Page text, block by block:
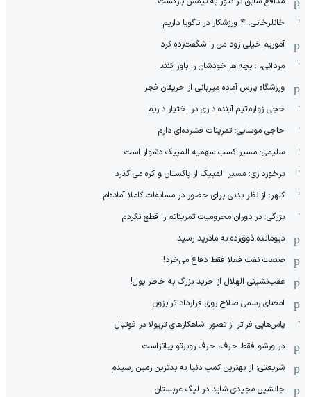
خانلرخانی: ۴ ورزشکار در ناگویا داریم
آموریم خیلی زود من را شگفت‌زده کرد
مردانی، : بچه ها خودشان را باور کنند
ورزشگاه پارس آماده میزبانی از حریفان فجر
حجی زواره:تیم آینده داری در اختیار داریم
حاجی موسایی: تمرینات فشرده‌ای دارم
سلیمی: مسیر کسب سهمیه المپیک دشوار است
برخورداری: مسیر المپیک از پاکستان و کره می گذرد
کلهر: از نظر بدنی برای حضور در مسابقات کاملا آماده‌ام
بزرگی: در دوران محرومیت تمریناتم را قطع نکردم
دیومانده ذوق‌زده به مادرید رسید
صنعت نفت فعلا فقط دفاع می‌خرد!
عقب‌نشینی الهلال از خرید بزرگ به خاطر پول!
امضای رسمی صلاح روی قرارداد ترابزون
پاس‌هایی فراتر از تصور؛ شاهکارهای تریولا در فوتبال
در ورشو فقط حرف، حرف روبرتو پیاتزاست
شریعتی: از بهترین کمپ‌ دنیا به بدترین زمین‌ رسیدم
جانشین مجیدی شاید در لیگ عربستان